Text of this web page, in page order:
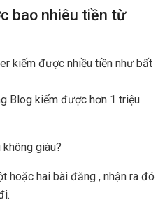
bao nhiêu tiền từ
kiếm được nhiều tiền như bất
Blog kiếm được hơn 1 triệu
giàu?
hoặc hai bài đăng , nhận ra đó